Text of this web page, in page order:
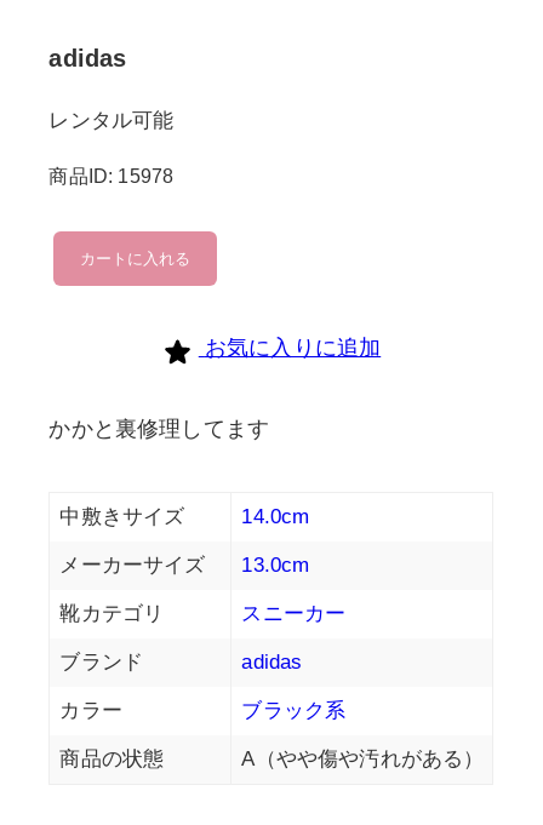
adidas
レンタル可能
商品ID: 15978
adidas
個
カートに入れる
お気に入りに追加
かかと裏修理してます
中敷きサイズ 14.0cm
メーカーサイズ 13.0cm
靴カテゴリ スニーカー
ブランド adidas
カラー ブラック系
商品の状態 A（やや傷や汚れがある）